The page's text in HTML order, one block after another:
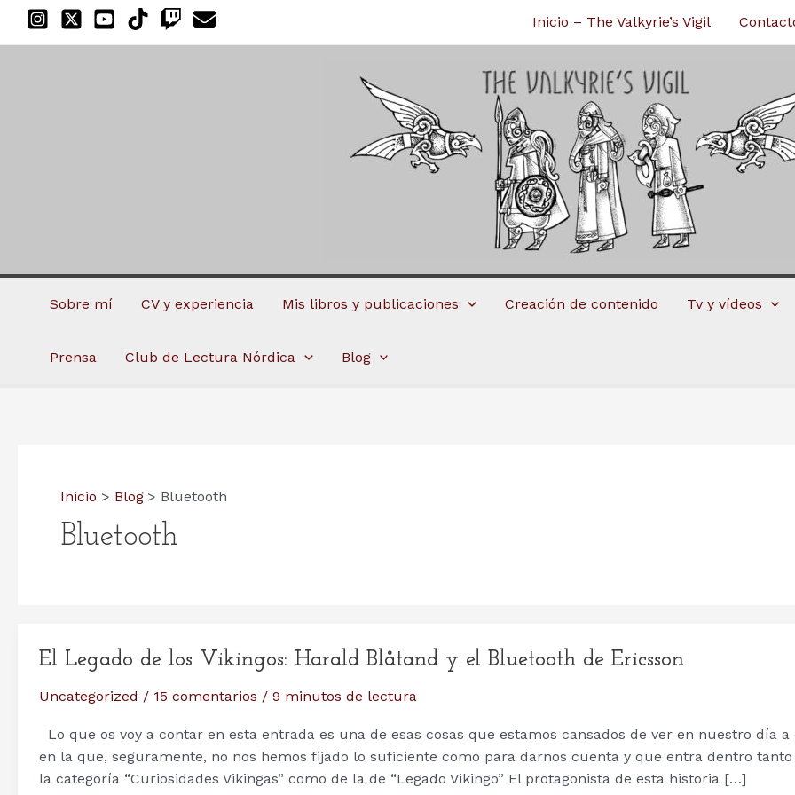
Inicio – The Valkyrie’s Vigil
Sobre mí CV y experiencia Mis libros y publicaciones Creación de contenido Tv y vídeos
Prensa Club de Lectura Nórdica Blog
Inicio Blog Bluetooth
Bluetooth
El Legado de los Vikingos: Harald Blåtand y el Bluetooth de Ericsson
Uncategorized / 15 comentarios / 9 minutos de lectura
Lo que os voy a contar en esta entrada es una de esas cosas que estamos cansados de ver en nuestro día a
en la que, seguramente, no nos hemos fijado lo suficiente como para darnos cuenta y que entra dentro tanto
la categoría “Curiosidades Vikingas” como de la de “Legado Vikingo” El protagonista de esta historia […]